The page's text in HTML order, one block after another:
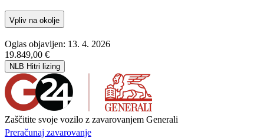
Vpliv na okolje
Oglas objavljen: 13. 4. 2026
19.849,00 €
NLB Hitri lizing
Zaščitite svoje vozilo z zavarovanjem Generali
Preračunaj zavarovanje